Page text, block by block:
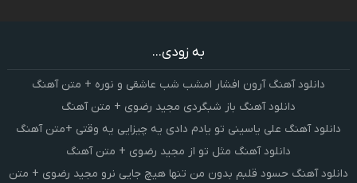
به زودی...
دانلود آهنگ آرون افشار امشب شب عاشقی و نوره + متن آهنگ
دانلود آهنگ باز شبگردی مجید رضوی + متن آهنگ
دانلود آهنگ علی یاسینی تو یادم دادی یه چیزایی یه وقتی +متن آهنگ
دانلود آهنگ مثل تو از مجید رضوی + متن آهنگ
دانلود آهنگ حسود قلبم بدون من تنها هیچ جایی نرو مجید رضوی + متن